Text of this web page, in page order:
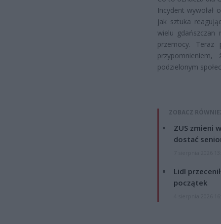
Incydent
jak sztuka
wielu gdańszczan
przemocy.
podzielonym
ZOBACZ
ZUS zmieni
dostać
Lidl
początek